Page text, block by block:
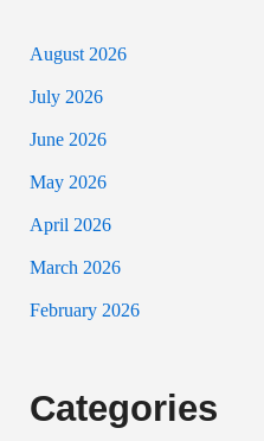
August 2026
July 2026
June 2026
May 2026
April 2026
March 2026
February 2026
Categories